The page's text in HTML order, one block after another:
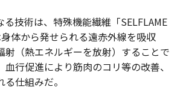
る技術は、特殊機能繊維「SELFLAME
体から発せられる遠赤外線を吸収
射（熱エネルギーを放射）することで
行促進により筋肉のコリ等の改善、
仕組みだ。